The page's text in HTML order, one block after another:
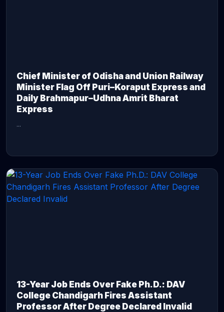
Chief Minister of Odisha and Union Railway
Minister Flag Off Puri–Koraput Express and
Daily Brahmapur–Udhna Amrit Bharat
Express
...
13-Year Job Ends Over Fake Ph.D.: DAV
College Chandigarh Fires Assistant
Professor After Degree Declared Invalid